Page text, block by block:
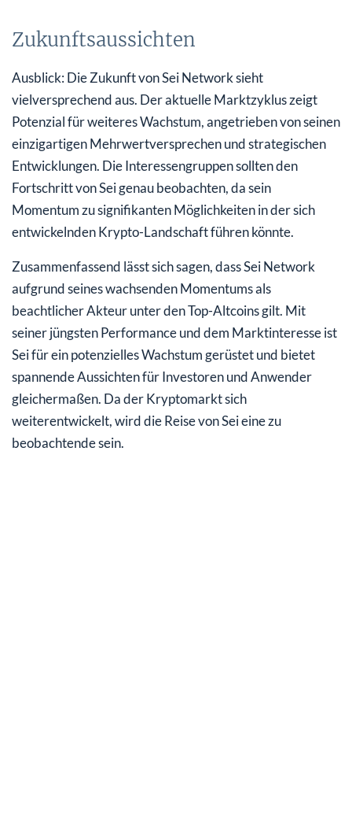
Zukunftsaussichten
Ausblick: Die Zukunft von Sei Network sieht
vielversprechend aus. Der aktuelle Marktzyklus zeigt
Potenzial für weiteres Wachstum, angetrieben von seinen
einzigartigen Mehrwertversprechen und strategischen
Entwicklungen. Die Interessengruppen sollten den
Fortschritt von Sei genau beobachten, da sein
Momentum zu signifikanten Möglichkeiten in der sich
entwickelnden Krypto-Landschaft führen könnte.
Zusammenfassend lässt sich sagen, dass Sei Network
aufgrund seines wachsenden Momentums als
beachtlicher Akteur unter den Top-Altcoins gilt. Mit
seiner jüngsten Performance und dem Marktinteresse ist
Sei für ein potenzielles Wachstum gerüstet und bietet
spannende Aussichten für Investoren und Anwender
gleichermaßen. Da der Kryptomarkt sich
weiterentwickelt, wird die Reise von Sei eine zu
beobachtende sein.